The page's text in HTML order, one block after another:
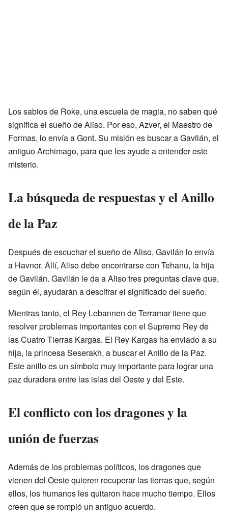
Los sabios de Roke, una escuela de magia, no saben qué
significa el sueño de Aliso. Por eso, Azver, el Maestro de
Formas, lo envía a Gont. Su misión es buscar a Gavilán, el
antiguo Archimago, para que les ayude a entender este
misterio.
La búsqueda de respuestas y el Anillo
de la Paz
Después de escuchar el sueño de Aliso, Gavilán lo envía
a Havnor. Allí, Aliso debe encontrarse con Tehanu, la hija
de Gavilán. Gavilán le da a Aliso tres preguntas clave que,
según él, ayudarán a descifrar el significado del sueño.
Mientras tanto, el Rey Lebannen de Terramar tiene que
resolver problemas importantes con el Supremo Rey de
las Cuatro Tierras Kargas. El Rey Kargas ha enviado a su
hija, la princesa Seserakh, a buscar el Anillo de la Paz.
Este anillo es un símbolo muy importante para lograr una
paz duradera entre las islas del Oeste y del Este.
El conflicto con los dragones y la
unión de fuerzas
Además de los problemas políticos, los dragones que
vienen del Oeste quieren recuperar las tierras que, según
ellos, los humanos les quitaron hace mucho tiempo. Ellos
creen que se rompió un antiguo acuerdo.